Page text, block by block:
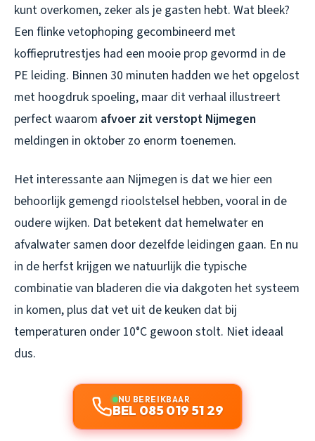
kunt overkomen, zeker als je gasten hebt. Wat bleek?
Een flinke vetophoping gecombineerd met
koffieprutrestjes had een mooie prop gevormd in de
PE leiding. Binnen 30 minuten hadden we het opgelost
met hoogdruk spoeling, maar dit verhaal illustreert
perfect waarom afvoer zit verstopt Nijmegen
meldingen in oktober zo enorm toenemen.
Het interessante aan Nijmegen is dat we hier een
behoorlijk gemengd rioolstelsel hebben, vooral in de
oudere wijken. Dat betekent dat hemelwater en
afvalwater samen door dezelfde leidingen gaan. En nu
in de herfst krijgen we natuurlijk die typische
combinatie van bladeren die via dakgoten het systeem
in komen, plus dat vet uit de keuken dat bij
temperaturen onder 10°C gewoon stolt. Niet ideaal
dus.
NU BEREIKBAAR
BEL 085 019 51 29